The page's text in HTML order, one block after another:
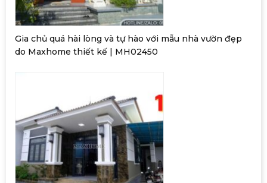
Gia chủ quá hài lòng và tự hào với mẫu nhà vườn đẹp
do Maxhome thiết kế | MH02450